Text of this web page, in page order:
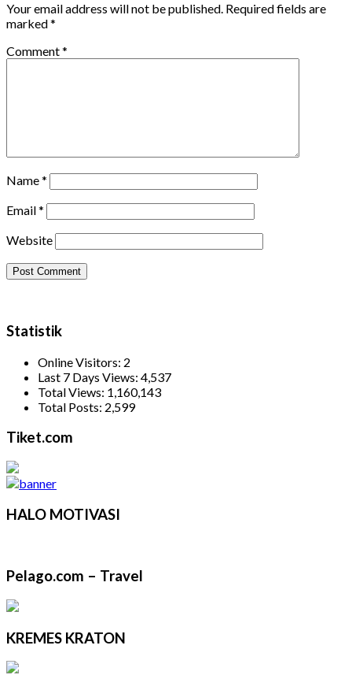
Your email address will not be published. Required fields are
marked*
Comment*
Name*
Email*
Website
Statistik
Online Visitors: 2
Last 7 Days Views: 4,537
Total Views: 1,160,143
Total Posts: 2,599
Tiket.com
HALO MOTIVASI
Pelago.com – Travel
KREMES KRATON